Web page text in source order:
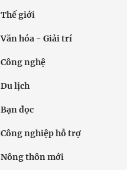
Thế giới
Văn hóa - Giải trí
Công nghệ
Du lịch
Bạn đọc
Công nghiệp hỗ trợ
Nông thôn mới